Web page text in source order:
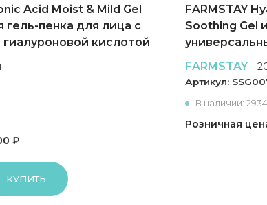
Acid Moist & Mild Gel
пенка для лица с
кислотой
₽
КУПИТЬ
FARMSTAY
Soothing Gel
FARMSTAY
Артикул:
В наличии:
Розничная